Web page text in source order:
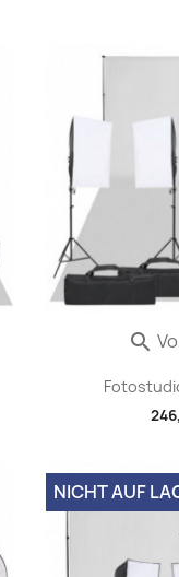

NICHT AUF